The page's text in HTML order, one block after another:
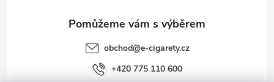
obchod@e-cigarety.cz
+420 775 110 600